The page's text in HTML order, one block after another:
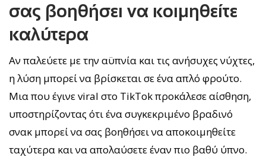
σας βοηθήσει να κοιμηθείτε
καλύτερα
Αν παλεύετε με την αϋπνία και τις ανήσυχες νύχτες,
η λύση μπορεί να βρίσκεται σε ένα απλό φρούτο.
Μια που έγινε viral στο TikTok προκάλεσε αίσθηση,
υποστηρίζοντας ότι ένα συγκεκριμένο βραδινό
σνακ μπορεί να σας βοηθήσει να αποκοιμηθείτε
ταχύτερα και να απολαύσετε έναν πιο βαθύ ύπνο.